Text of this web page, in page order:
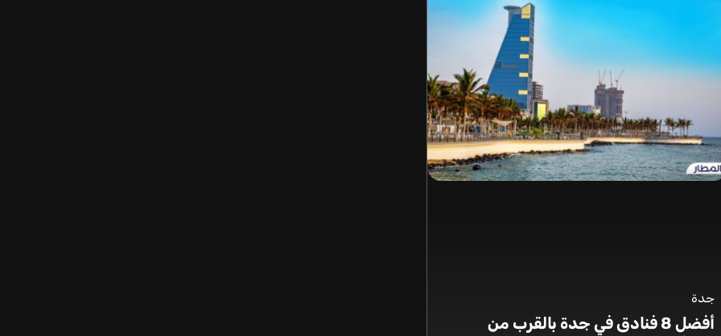
جدة
أفضل 8 فنادق في جدة بالقرب من